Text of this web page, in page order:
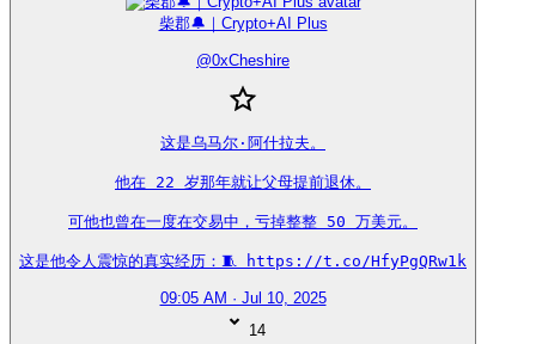
柴郡🔔｜Crypto+AI Plus
@0xCheshire
这是乌马尔·阿什拉夫。
他在 22 岁那年就让父母提前退休。
可他也曾在一度在交易中，亏掉整整 50 万美元。
这是他令人震惊的真实经历：🧵 https://t.co/HfyPgQRw1k
09:05 AM · Jul 10, 2025
14